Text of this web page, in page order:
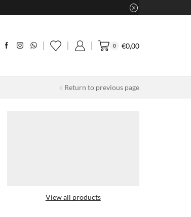
0 €0,00
Return to previous page
View all products